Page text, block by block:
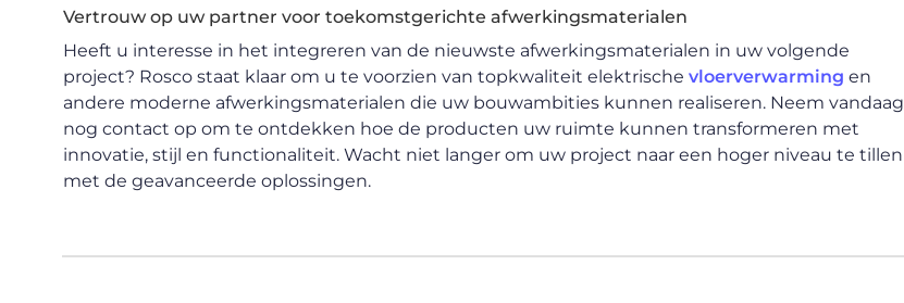
Vertrouw op uw partner voor toekomstgerichte afwerkingsmaterialen
Heeft u interesse in het integreren van de nieuwste afwerkingsmaterialen in uw volgende
project? Rosco staat klaar om u te voorzien van topkwaliteit elektrische vloerverwarming en
andere moderne afwerkingsmaterialen die uw bouwambities kunnen realiseren. Neem vandaag
nog contact op om te ontdekken hoe de producten uw ruimte kunnen transformeren met
innovatie, stijl en functionaliteit. Wacht niet langer om uw project naar een hoger niveau te tillen
met de geavanceerde oplossingen.